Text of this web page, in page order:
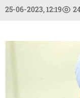
25-06-2023, 12:19